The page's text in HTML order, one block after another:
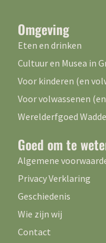
Omgeving
Eten en drinken
Cultuur en Musea in
Voor kinderen (en
Voor volwassenen
Werelderfgoed
Goed om te
Algemene
Privacy Verklaring
Geschiedenis
Wie zijn wij
Contact